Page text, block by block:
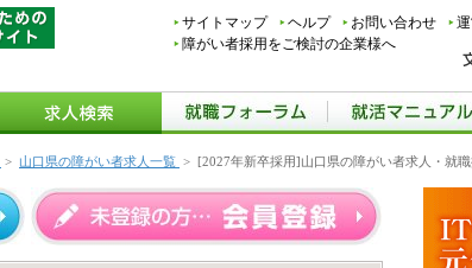
サイトマップ ヘルプ お問い合わせ
障がい者採用をご検討の企業様へ
> 山口県の障がい者求人一覧 > [2027年新卒採用]山口県の障がい者求人・就